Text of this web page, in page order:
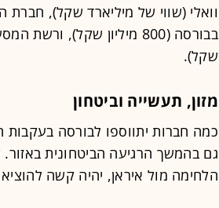
וואלי (שווי של מיליארד שקל), חברת
בבורסה (800 מיליון שקל),
שקל).
מזון, תעשייה וביטחון
כמה חברות יתווספו לבורסה בעקבות
גם בהמשך הרגיעה הביטחונית
הלחימה מול איראן, יהיה קשה